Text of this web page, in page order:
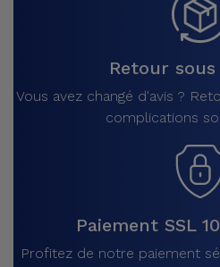
Retour
Vous avez changé d'avis ?
complications
Paiement SSL
Profitez de notre paiement